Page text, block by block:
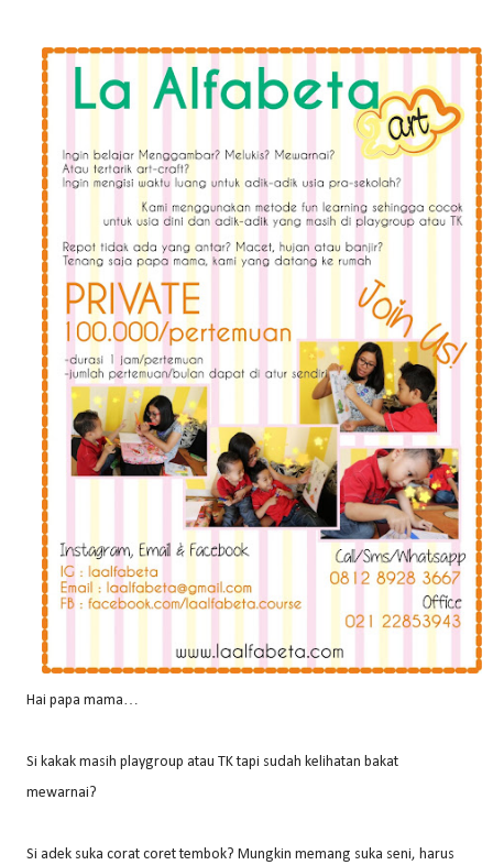
Hai papa mama…
Si kakak masih playgroup atau TK tapi sudah kelihatan bakat
mewarnai?
Si adek suka corat coret tembok? Mungkin memang suka seni, harus